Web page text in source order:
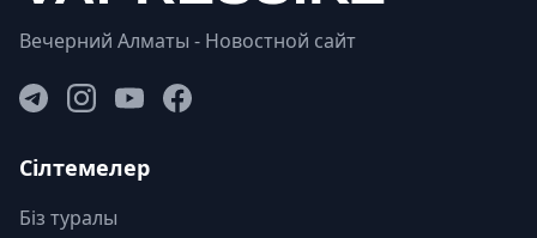
Вечерний Алматы - Новостной сайт
Сілтемелер
Біз туралы